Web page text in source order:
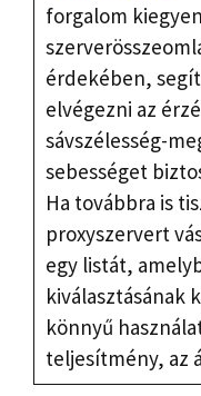
forgalom
érdekében,
elvégezni az
sávszélesség-
sebességet
Ha továbbra is
proxyszervert
egy listát,
kiválasztásának
könnyű
teljesítmény, az